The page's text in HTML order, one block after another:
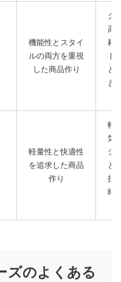
機能性とスタイ
ルの両方を重視
した商品作り
ク
高
耗
ト
と
き
軽量性と快適性
を追求した商品
作り
軽
気
シ
と
担
時
ズのよくある